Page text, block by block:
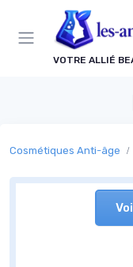
VOTRE ALLIÉ
Cosmétiques Anti-âge
Panneau de gestion